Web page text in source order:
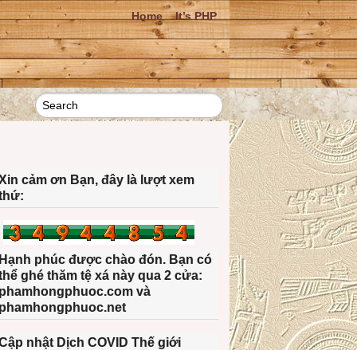
Home It’s PHP
cảm ơn Bạn, đây là lượt xem
phúc được chào đón. Bạn có
ghé thăm tệ xá này qua 2 cửa:
và
nhật Dịch COVID Thế giới